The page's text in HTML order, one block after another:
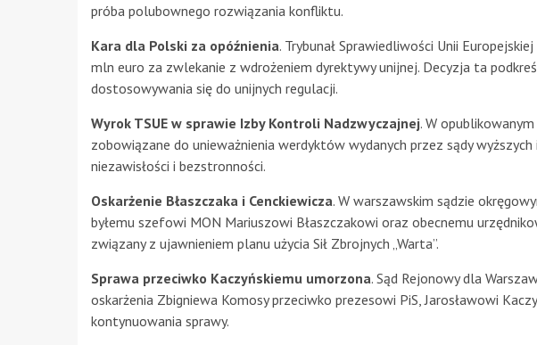
próba polubownego rozwiązania konfliktu.
Kara dla Polski za opóźnienia. Trybunał Sprawiedliwości Unii
mln euro za zwlekanie z wdrożeniem dyrektywy unijnej. Decyzja ta
dostosowywania się do unijnych regulacji.
Wyrok TSUE w sprawie Izby Kontroli Nadzwyczajnej. W
zobowiązane do unieważnienia werdyktów wydanych przez sądy
niezawisłości i bezstronności.
Oskarżenie Błaszczaka i Cenckiewicza. W warszawskim sądzie
byłemu szefowi MON Mariuszowi Błaszczakowi oraz obecnemu
związany z ujawnieniem planu użycia Sił Zbrojnych „Warta”.
Sprawa przeciwko Kaczyńskiemu umorzona. Sąd Rejonowy dla
oskarżenia Zbigniewa Komosy przeciwko prezesowi PiS, Jarosławowi
kontynuowania sprawy.